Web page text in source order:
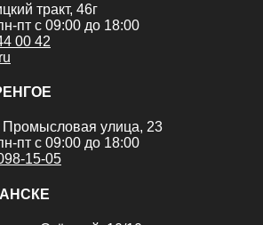
тракт, 46г
пт с 09:00 до 18:00
00 42
Промысловая улица, 23
пт с 09:00 до 18:00
15-05